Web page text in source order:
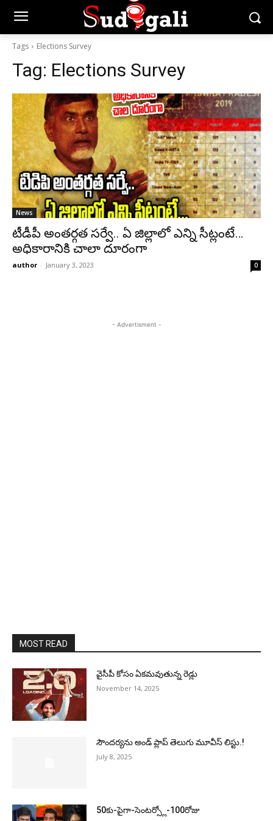
Tags Elections Survey
Tag: Elections Survey
News
టీడీపీ అంతర్గత సర్వే.. ఏ జిల్లాలో ఎన్ని సీట్లంటే…
అధికారానికి చాలా దూరంగా
author - January 3, 2023 0
- Advertisment -
MOST READ
వైసీపీ కోసం ఏక‌మ‌వుతున్న రెడ్లు
November 14, 2025
సౌందర్యను అండ్‌ ప్లాప్‌ తెలుగు మూవీస్‌ లిస్టు.!
July 8, 2025
50కు-పైగా-సెంటర్స్లో-100రోజు